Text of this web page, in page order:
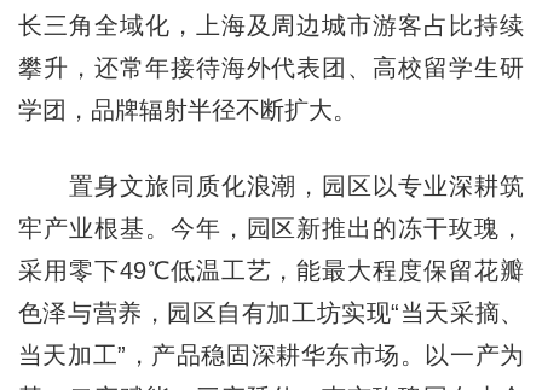
长三角全域化，上海及周边城市游客占比持续
攀升，还常年接待海外代表团、高校留学生研
学团，品牌辐射半径不断扩大。
置身文旅同质化浪潮，园区以专业深耕筑
牢产业根基。今年，园区新推出的冻干玫瑰，
采用零下49℃低温工艺，能最大程度保留花瓣
色泽与营养，园区自有加工坊实现“当天采摘、
当天加工”，产品稳固深耕华东市场。以一产为